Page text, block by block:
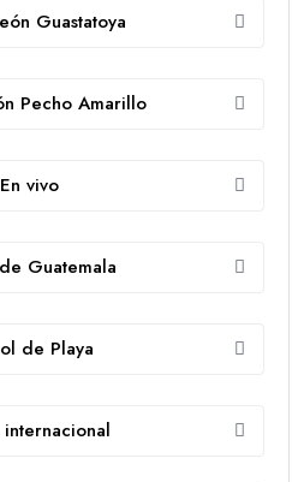
Guastatoya
Pecho Amarillo
En vivo
Guatemala
de Playa
internacional